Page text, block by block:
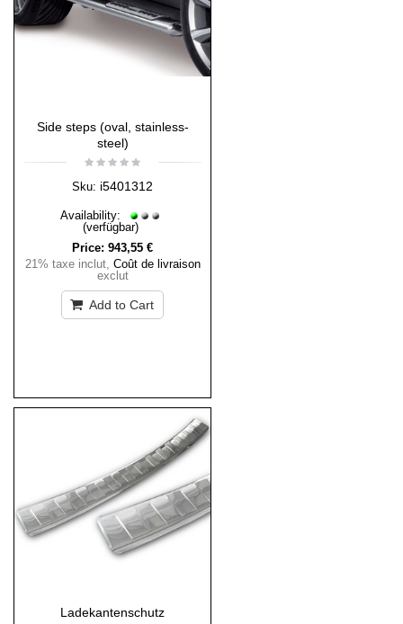
Side steps (oval, stainless-
steel)
Sku: i5401312
Availability:
(verfügbar)
Price: 943,55 €
21% taxe inclut, Coût de livraison
exclut
Add to Cart
Ladekantenschutz